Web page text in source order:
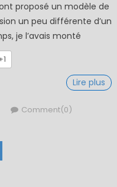
proposé un modèle de
un peu différente d’un
je l’avais monté
Lire plus
Comment(0)